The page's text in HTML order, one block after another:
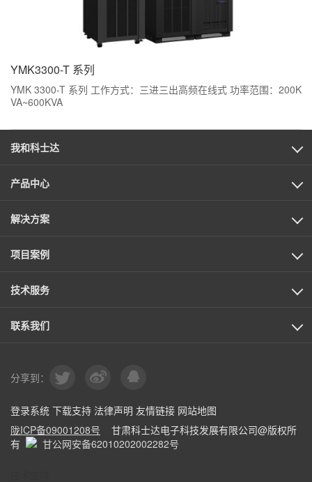
YMK3300-T 系列
YMK 3300-T 系列 工作方式：三进三出高频在线式 功率范围：200K
VA~600KVA
我和科士达
产品中心
解决方案
项目案例
技术服务
联系我们
分享到：
登录系统 下载支持 法律声明 友情链接 网站地图
陇ICP备09001208号
甘肃科士达电子科技发展有限公司@版权所
有
甘公网安备62010202002282号